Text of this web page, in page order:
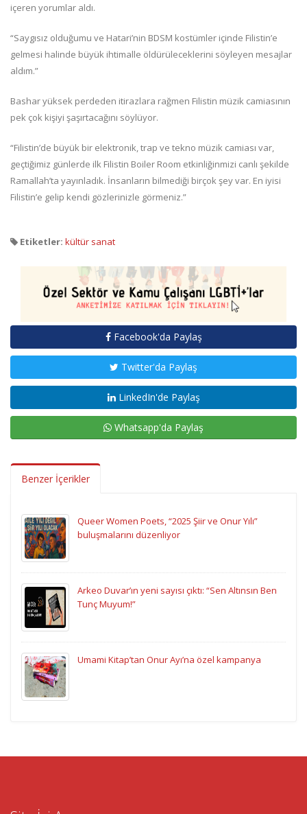
içeren yorumlar aldı.
“Saygısız olduğumu ve Hatari’nin BDSM kostümler içinde Filistin’e
gelmesi halinde büyük ihtimalle öldürüleceklerini söyleyen mesajlar
aldım.”
Bashar yüksek perdeden itirazlara rağmen Filistin müzik camiasının
pek çok kişiyi şaşırtacağını söylüyor.
“Filistin’de büyük bir elektronik, trap ve tekno müzik camiası var,
geçtiğimiz günlerde ilk Filistin Boiler Room etkinliğinmizi canlı şekilde
Ramallah’ta yayınladık. İnsanların bilmediği birçok şey var. En iyisi
Filistin’e gelip kendi gözlerinizle görmeniz.”
Etiketler: kültür sanat
Facebook'da Paylaş
Twitter'da Paylaş
LinkedIn'de Paylaş
Whatsapp'da Paylaş
Benzer İçerikler
Queer Women Poets, “2025 Şiir ve Onur Yılı”
buluşmalarını düzenliyor
Arkeo Duvar’ın yeni sayısı çıktı: “Sen Altınsın Ben
Tunç Muyum!”
Umami Kitap’tan Onur Ayı’na özel kampanya